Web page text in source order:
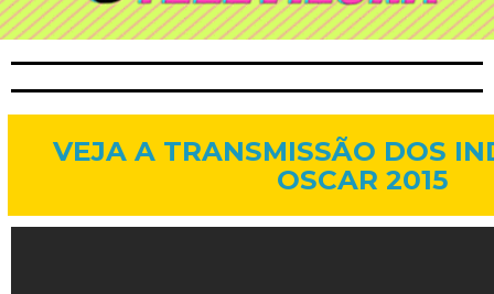
VEJA A TRANSMISSÃO DOS
OSCAR 2015